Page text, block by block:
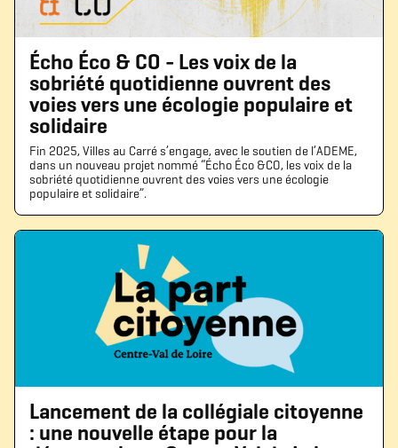
Écho Éco & CO - Les voix de la
sobriété quotidienne ouvrent des
voies vers une écologie populaire et
solidaire
Fin 2025, Villes au Carré s’engage, avec le soutien de l’ADEME,
dans un nouveau projet nommé “Écho Éco &CO, les voix de la
sobriété quotidienne ouvrent des voies vers une écologie
populaire et solidaire”.
Lancement de la collégiale citoyenne
: une nouvelle étape pour la